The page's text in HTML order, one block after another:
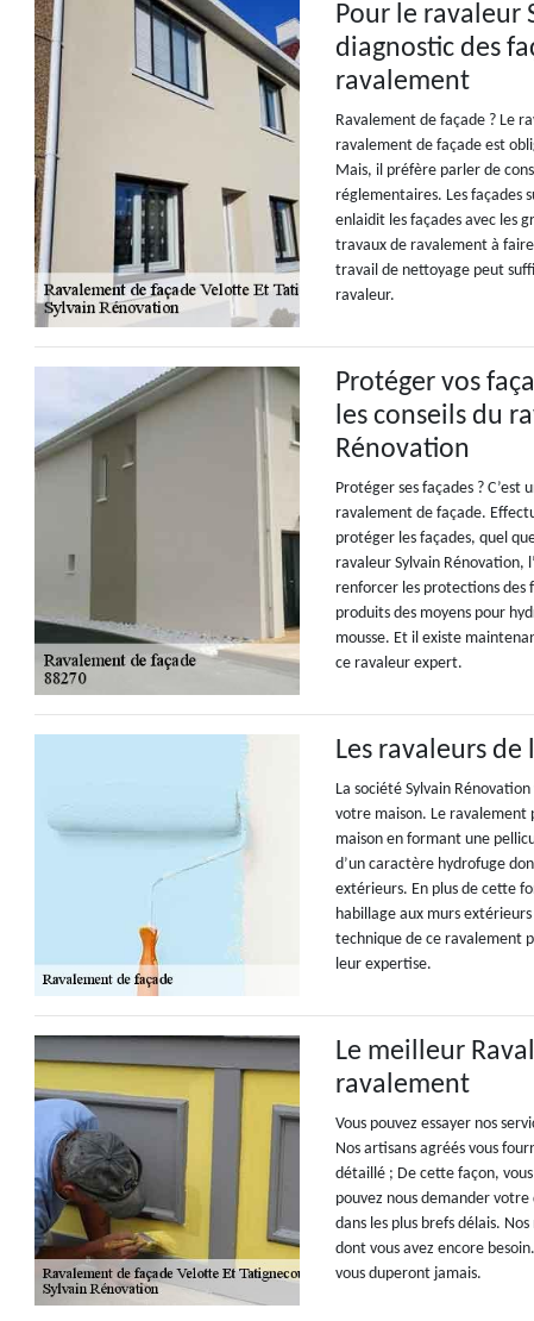
Pour le ravaleur
diagnostic des
ravalement
Ravalement de façade ? Le
ravalement de façade est
Mais, il préfère parler de
réglementaires. Les façades
enlaidit les façades avec les
travaux de ravalement à
travail de nettoyage peut
ravaleur.
Protéger vos
les conseils du
Rénovation
Protéger ses façades ?
ravalement de façade.
protéger les façades, quel
ravaleur Sylvain Rénovation,
renforcer les protections des
produits des moyens pour
mousse. Et il existe
ce ravaleur expert.
Les ravaleurs
La société Sylvain
votre maison. Le
maison en formant une
d’un caractère hydrofuge
extérieurs. En plus de cette
habillage aux murs
technique de ce ravalement
leur expertise.
Le meilleur
ravalement
Vous pouvez essayer nos
Nos artisans agréés vous
détaillé ; De cette façon,
pouvez nous demander
dans les plus brefs délais.
dont vous avez encore
vous duperont jamais.